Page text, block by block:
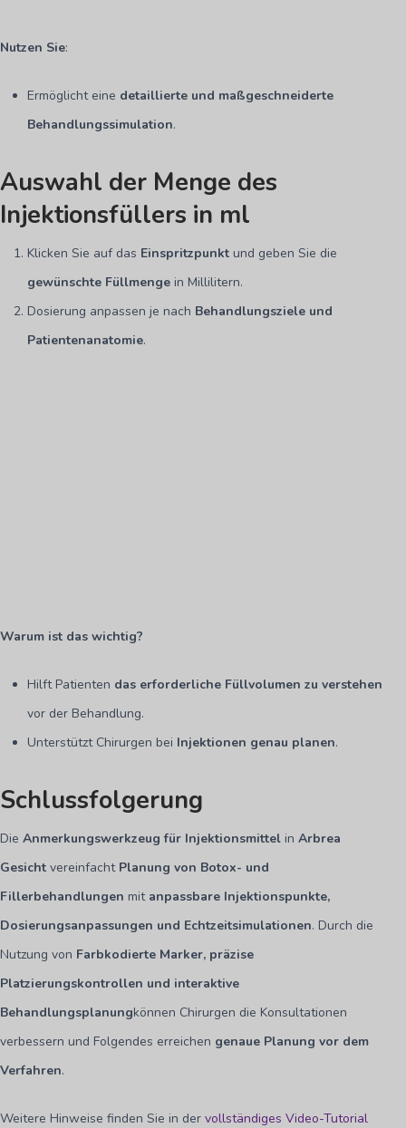
Nutzen Sie:
Ermöglicht eine detaillierte und maßgeschneiderte
Behandlungssimulation.
Auswahl der Menge des
Injektionsfüllers in ml
Klicken Sie auf das Einspritzpunkt und geben Sie die
gewünschte Füllmenge in Millilitern.
Dosierung anpassen je nach Behandlungsziele und
Patientenanatomie.
Warum ist das wichtig?
Hilft Patienten das erforderliche Füllvolumen zu verstehen
vor der Behandlung.
Unterstützt Chirurgen bei Injektionen genau planen.
Schlussfolgerung
DieAnmerkungswerkzeug für Injektionsmittel inArbrea
Gesicht vereinfacht Planung von Botox- und
Fillerbehandlungen mit anpassbare Injektionspunkte,
Dosierungsanpassungen und Echtzeitsimulationen. Durch die
Nutzung von Farbkodierte Marker, präzise
Platzierungskontrollen und interaktive
Behandlungsplanungkönnen Chirurgen die Konsultationen
verbessern und Folgendes erreichen genaue Planung vor dem
Verfahren.
Weitere Hinweise finden Sie in dervollständiges Video-Tutorial